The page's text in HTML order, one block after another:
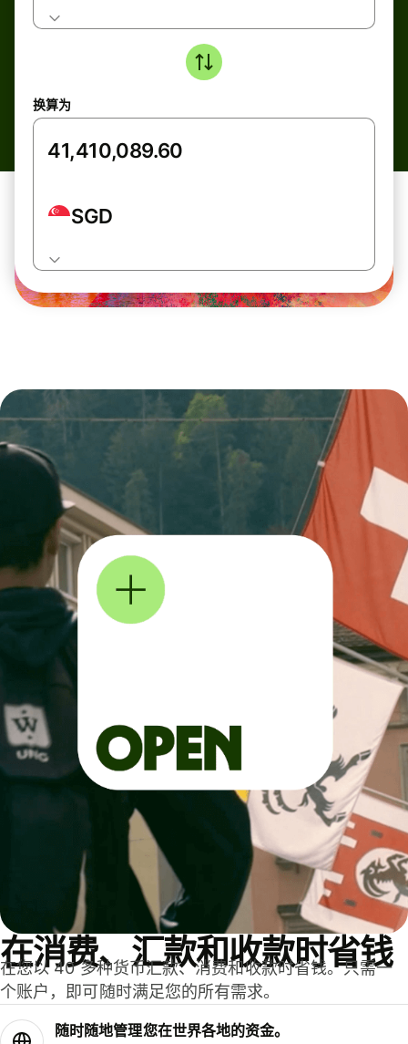
换算为
SGD
在消费、汇款和收款时省钱
在您以 40 多种货币汇款、消费和收款时省钱。只需一
个账户，即可随时满足您的所有需求。
随时随地管理您在世界各地的资金。